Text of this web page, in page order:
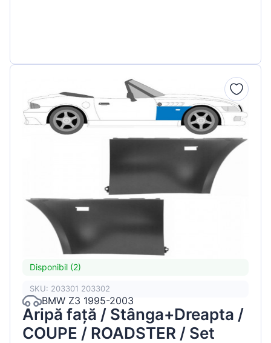
Disponibil (2)
SKU: 203301 203302
BMW Z3 1995-2003
Aripă față / Stânga+Dreapta /
COUPE / ROADSTER / Set